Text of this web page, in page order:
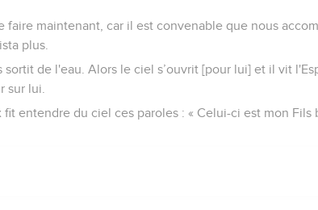
faire maintenant, car il est convenable que nous
plus.
sortit de l'eau. Alors le ciel s’ouvrit [pour lui] et il vit
sur lui.
entendre du ciel ces paroles : « Celui-ci est mon Fils